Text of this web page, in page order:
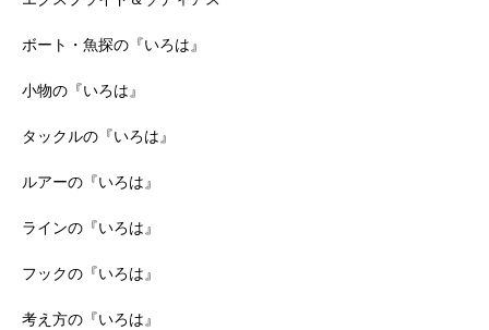
ボート・魚探の『いろは』
小物の『いろは』
タックルの『いろは』
ルアーの『いろは』
ラインの『いろは』
フックの『いろは』
考え方の『いろは』